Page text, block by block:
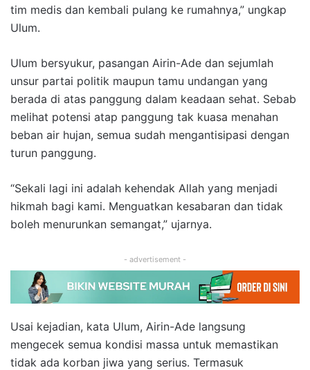
tim medis dan kembali pulang ke rumahnya,” ungkap
Ulum.
Ulum bersyukur, pasangan Airin-Ade dan sejumlah
unsur partai politik maupun tamu undangan yang
berada di atas panggung dalam keadaan sehat. Sebab
melihat potensi atap panggung tak kuasa menahan
beban air hujan, semua sudah mengantisipasi dengan
turun panggung.
“Sekali lagi ini adalah kehendak Allah yang menjadi
hikmah bagi kami. Menguatkan kesabaran dan tidak
boleh menurunkan semangat,” ujarnya.
- advertisement -
Usai kejadian, kata Ulum, Airin-Ade langsung
mengecek semua kondisi massa untuk memastikan
tidak ada korban jiwa yang serius. Termasuk